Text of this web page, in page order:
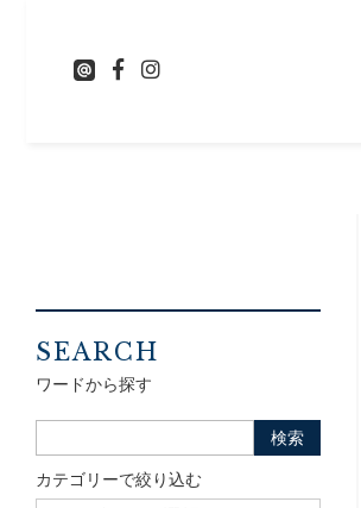
SEARCH
ワードから探す
カテゴリーで絞り込む